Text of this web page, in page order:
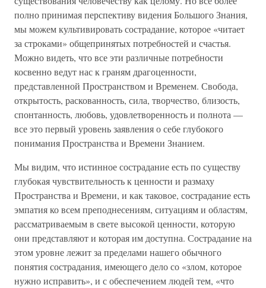
полно принимая перспективу видения Большого Знания,
мы можем культивировать сострадание, которое «читает
за строками» общепринятых потребностей и счастья.
Можно видеть, что все эти различные потребности
косвенно ведут нас к граням драгоценности,
представленной Пространством и Временем. Свобода,
открытость, раскованность, сила, творчество, близость,
спонтанность, любовь, удовлетворенность и полнота —
все это первый уровень заявления о себе глубокого
понимания Пространства и Времени Знанием.
Мы видим, что истинное сострадание есть по существу
глубокая чувствительность к ценности и размаху
Пространства и Времени, и как таковое, сострадание есть
эмпатия ко всем преподнесениям, ситуациям и областям,
рассматриваемым в свете высокой ценности, которую
они представляют и которая им доступна. Сострадание на
этом уровне лежит за пределами нашего обычного
понятия сострадания, имеющего дело со «злом, которое
нужно исправить», и с обеспечением людей тем, «что